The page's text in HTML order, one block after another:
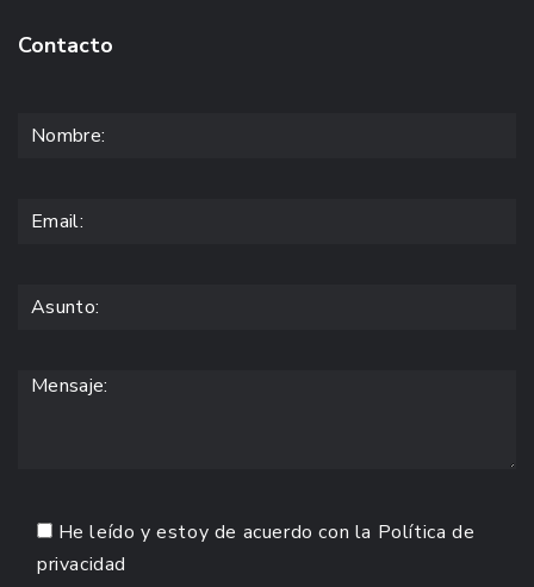
Contacto
He leído y estoy de acuerdo con la Política de
privacidad